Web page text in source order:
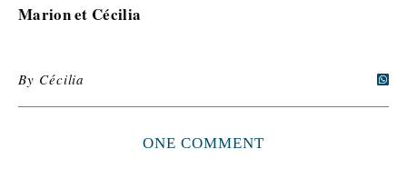
Marion et Cécilia
By Cécilia
ONE COMMENT